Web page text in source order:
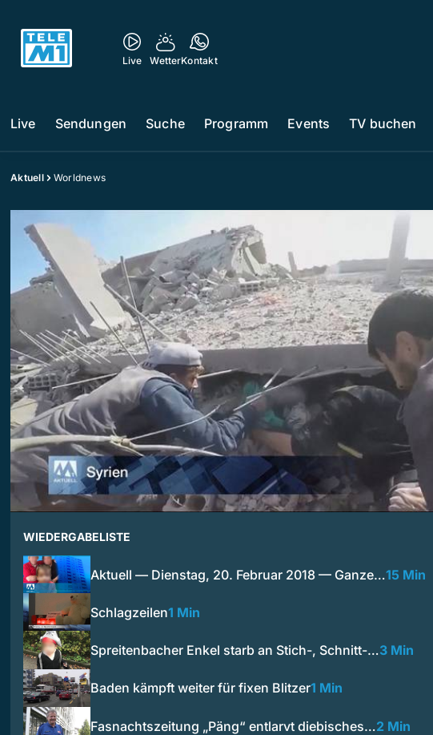
Live WetterKontakt
Live Sendungen Suche Programm Events TV buchen
Aktuell Worldnews
WIEDERGABELISTE
Aktuell — Dienstag, 20. Februar 2018 — Ganze…15 Min
Schlagzeilen1 Min
Spreitenbacher Enkel starb an Stich-, Schnitt-…3 Min
Baden kämpft weiter für fixen Blitzer1 Min
Fasnachtszeitung „Päng“ entlarvt diebisches…2 Min